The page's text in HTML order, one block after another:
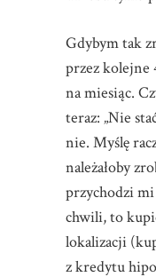
Gdybym tak
przez kolejne
na miesiąc.
teraz: „Nie
nie. Myślę
należałoby
przychodzi
chwili, to
lokalizacji
z kredytu